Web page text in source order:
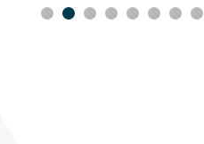
amarillo, de fácil lectura e infinitas
posibilidades de combinación.